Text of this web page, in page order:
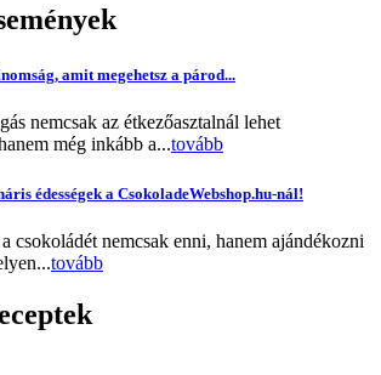
amit megehetsz a párod...
nemcsak az étkezőasztalnál lehet
még inkább a...tovább
édességek a CsokoladeWebshop.hu-nál!
csokoládét nemcsak enni, hanem ajándékozni
tovább